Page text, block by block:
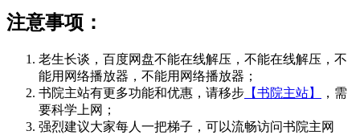
注意事项：
老生长谈，百度网盘不能在线解压，不能在线解压，不
能用网络播放器，不能用网络播放器；
书院主站有更多功能和优惠，请移步 【书院主站】
，需
要科学上网；
强烈建议大家每人一把梯子，可以流畅访问书院主网